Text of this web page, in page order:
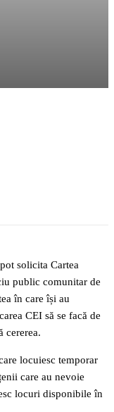
solicita Cartea
public comunitar de
în care își au
CEI să se facă de
cererea.
locuiesc temporar
care au nevoie
locuri disponibile în